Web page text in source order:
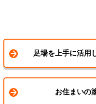
足場を上手に活用
お住まいの